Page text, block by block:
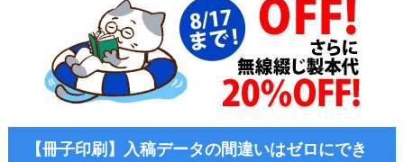
【冊子印刷】入稿データの間違いはゼロにでき